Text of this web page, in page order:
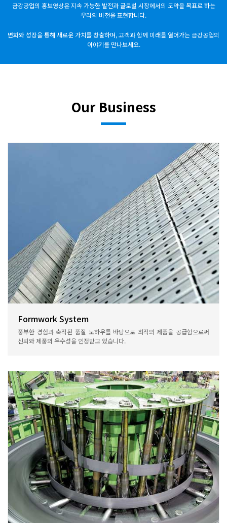
금강공업의 홍보영상은 지속 가능한 발전과 글로벌 시장에서의 도약을 목표로 하는
우리의 비전을 표현합니다.
변화와 성장을 통해 새로운 가치를 창출하며, 고객과 함께 미래를 열어가는 금강공업의
이야기를 만나보세요.
Our Business
Formwork System
풍부한 경험과 축적된 품질 노하우를 바탕으로 최적의 제품을 공급함으로써
신뢰와 제품의 우수성을 인정받고 있습니다.